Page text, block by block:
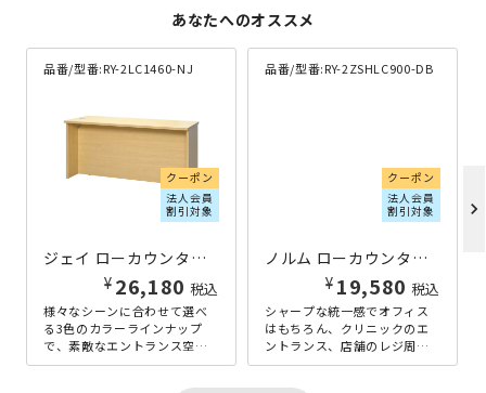
あなたへのオススメ
品番/型番:RY-2LC1460-NJ
クーポン
法人会員
割引対象
ジェイ ローカウンターII W1400×D600×H700 ナチュラル
¥ 26,180 税込
様々なシーンに合わせて選べ
る3色のカラーラインナップ
で、素敵なエントランス空間
を実現する、「ジェイ」シリ
品番/型番:RY-2ZSHLC900-DB
クーポン
法人会員
割引対象
ノルム ローカウンターII W900×D600×H700 ダークブラウン
¥ 19,580 税込
シャープな統一感でオフィス
はもちろん、クリニックのエ
ントランス、店舗のレジ周り
などにもマッチする、「ノル
chevron_right